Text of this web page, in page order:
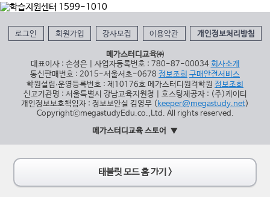
로그인 회원가입 강사모집 이용약관 개인정보처리방침
메가스터디교육㈜
대표이사 : 손성은 | 사업자등록번호 : 780-87-00034 회사소개
통신판매번호 : 2015-서울서초-0678 정보조회 구매안전서비스
학원설립∙운영등록번호 : 제10176호 메가스터디원격학원 정보조회
신고기관명 : 서울특별시 강남교육지원청 | 호스팅제공자 : (주)케이티
개인정보보호책임자 : 정보보안실 김영무 ( keeper@megastudy.net)
CopyrightⓒmegastudyEdu.co.,Ltd. All rights reserved.
메가스터디교육 스토어
태블릿 모드 홈 가기 >